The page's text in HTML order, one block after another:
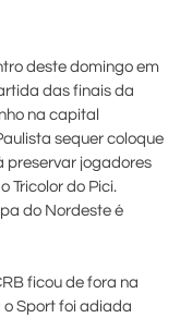
deste domingo em
das finais da
na capital
sequer coloque
preservar jogadores
Tricolor do Pici.
do Nordeste é
ficou de fora na
Sport foi adiada